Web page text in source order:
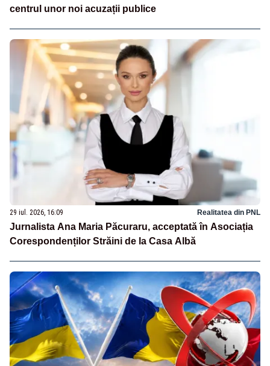
centrul unor noi acuzații publice
29 iul. 2026, 16:09 Realitatea din PNL
Jurnalista Ana Maria Păcuraru, acceptată în Asociația
Corespondenților Străini de la Casa Albă